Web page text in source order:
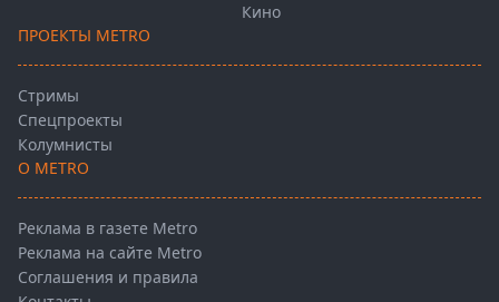
Кино
ПРОЕКТЫ METRO
Стримы
Спецпроекты
Колумнисты
О METRO
Реклама в газете Metro
Реклама на сайте Metro
Соглашения и правила